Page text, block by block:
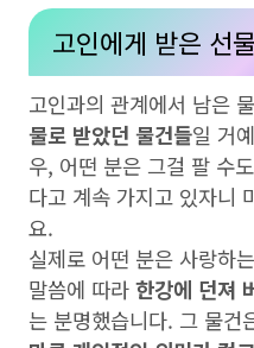
고인에게 받은 선
고인과의 관계에서 남은
물로 받았던 물건들일 거
우, 어떤 분은 그걸 팔 수
다고 계속 가지고 있자니
요.
실제로 어떤 분은 사랑하
말씀에 따라 한강에 던져
는 분명했습니다. 그 물건